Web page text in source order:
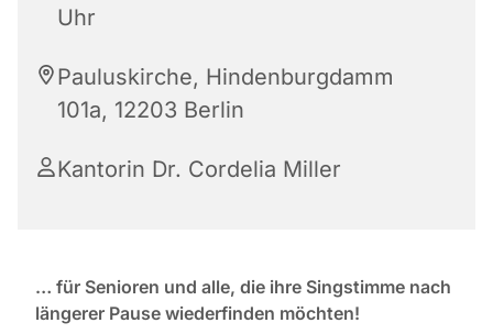
Uhr
Pauluskirche, Hindenburgdamm
101a, 12203 Berlin
Kantorin Dr. Cordelia Miller
… für Senioren und alle, die ihre Singstimme nach
längerer Pause wiederfinden möchten!